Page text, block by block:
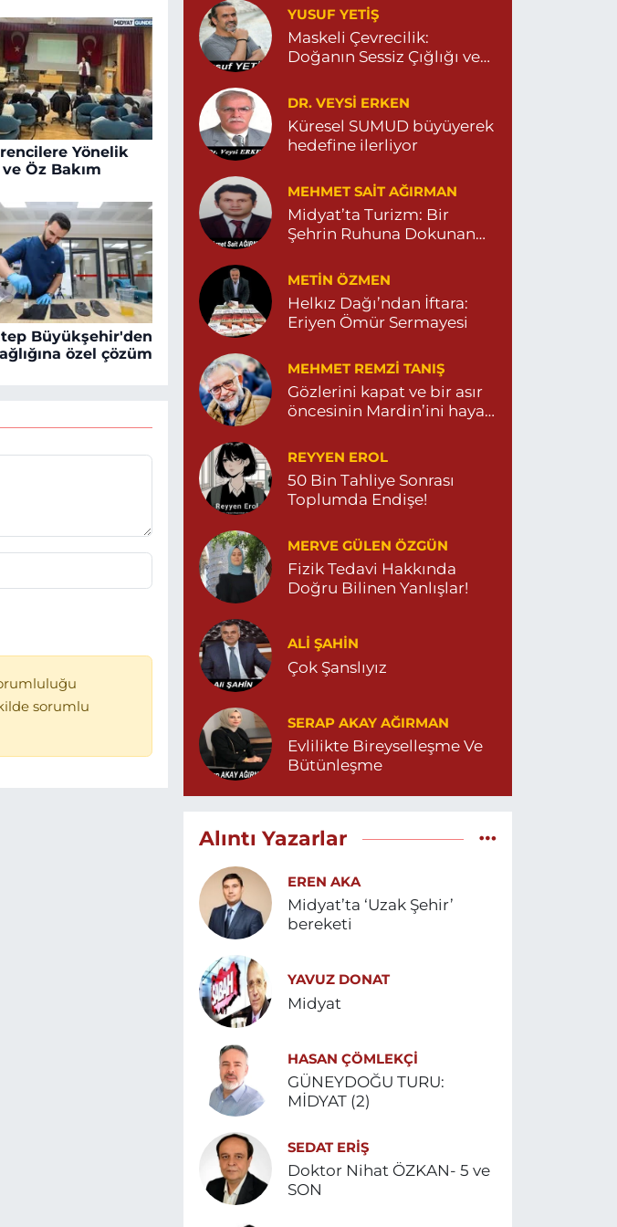
Yönelik
Öz Bakım
Büyükşehir'den
özel çözüm
sorumlu
Dara Eczanesi
NUR MAHALLESİ VALİ OZAN CADDESİ DIŞ KAPI
NO:122G DEVLET HASTANESİ KARŞISI
(DİYARBAKIR YOLU CEPHESİ) 04822125304
0 (482) 212 53 04 Yol Tarifi Al
Özdemir Eczanesi
0 (482) 541 31 21 Yol Tarifi Al
YUSUF YETİŞ
Maskeli Çevrecilik:
Doğanın Sessiz Çığlığı ve
DR. VEYSI ERKEN
Küresel SUMUD büyüyerek
hedefine ilerliyor
MEHMET SAIT AĞIRMAN
Midyat’ta Turizm: Bir
Şehrin Ruhuna Dokunan
METIN ÖZMEN
Helkız Dağı’ndan İftara:
Eriyen Ömür Sermayesi
MEHMET REMZI TANIŞ
Gözlerini kapat ve bir asır
öncesinin Mardin’ini hayal
REYYEN EROL
50 Bin Tahliye Sonrası
Toplumda Endişe!
MERVE GÜLEN ÖZGÜN
Fizik Tedavi Hakkında
Doğru Bilinen Yanlışlar!
ALI ŞAHİN
Çok Şanslıyız
SERAP AKAY AĞIRMAN
Evlilikte Bireyselleşme Ve
Bütünleşme
Alıntı Yazarlar
EREN AKA
Midyat’ta ‘Uzak Şehir’
bereketi
YAVUZ DONAT
Midyat
HASAN ÇÖMLEKÇİ
GÜNEYDOĞU TURU:
MİDYAT (2)
SEDAT ERİŞ
Doktor Nihat ÖZKAN- 5 ve
SON